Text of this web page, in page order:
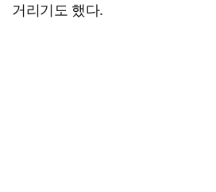
거리기도 했다.